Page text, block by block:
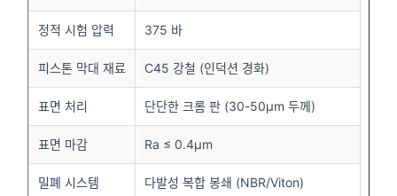
정적 시험 압력 375 바
피스톤 막대 재료 C45 강철 (인덕션 경화)
표면 처리 단단한 크롬 판 (30-50μm 두께)
표면 마감 Ra ≤ 0.4μm
밀폐 시스템 다발성 복합 봉쇄 (NBR/Viton)